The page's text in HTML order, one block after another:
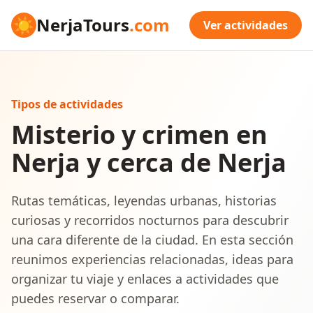
☀NerjaTours.com Ver actividades
Tipos de actividades
Misterio y crimen en
Nerja y cerca de Nerja
Rutas temáticas, leyendas urbanas, historias
curiosas y recorridos nocturnos para descubrir
una cara diferente de la ciudad. En esta sección
reunimos experiencias relacionadas, ideas para
organizar tu viaje y enlaces a actividades que
puedes reservar o comparar.